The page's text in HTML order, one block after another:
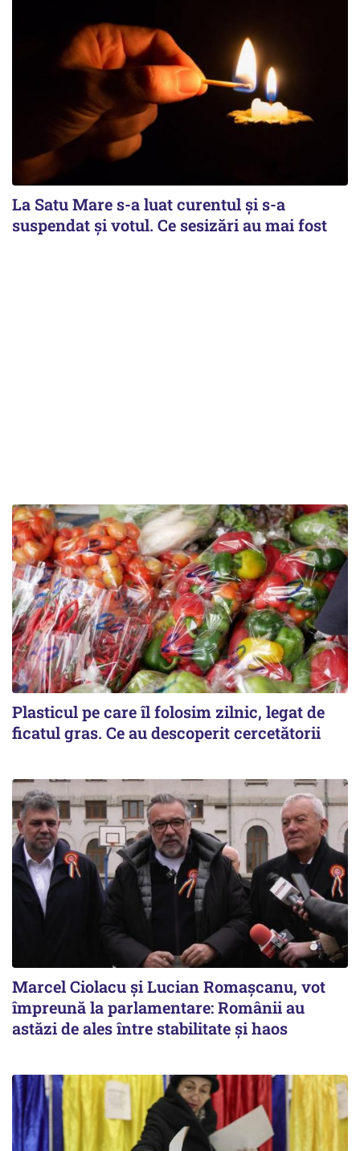
La Satu Mare s-a luat curentul și s-a
suspendat și votul. Ce sesizări au mai fost
Plasticul pe care îl folosim zilnic, legat de
ficatul gras. Ce au descoperit cercetătorii
Marcel Ciolacu și Lucian Romașcanu, vot
împreună la parlamentare: Românii au
astăzi de ales între stabilitate şi haos